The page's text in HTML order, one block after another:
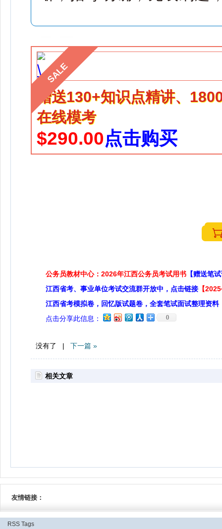
SALE
赠送130+知识点精讲、
在线模考
$290.00点击购买
公务员教材中心：2026年江西公务员考试用书 【赠送笔
江西省考、事业单位考试交流群开放中，点击链接 【
江西省考模拟卷，回忆版试题卷，全套笔试面试整理资料
点击分享此信息：
0
没有了 | 下一篇 »
相关文章
友情链接：
RSS Tags